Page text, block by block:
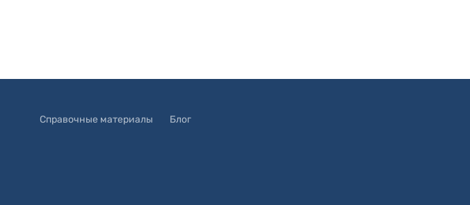
Справочные материалы Блог